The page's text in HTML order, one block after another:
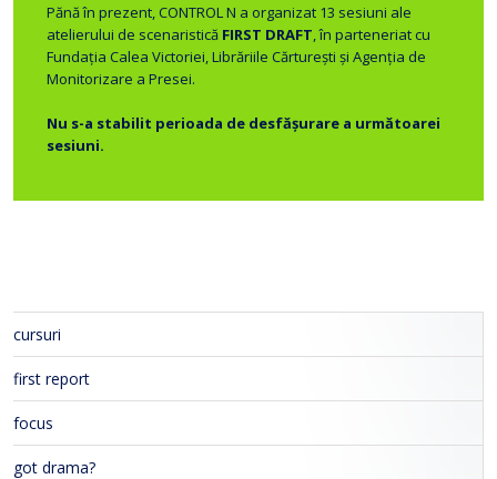
Pănă în prezent, CONTROL N a organizat 13 sesiuni ale
atelierului de scenaristică FIRST DRAFT, în parteneriat cu
Fundația Calea Victoriei, Librăriile Cărturești și Agenția de
Monitorizare a Presei.
Nu s-a stabilit perioada de desfășurare a următoarei
sesiuni.
cursuri
first report
focus
got drama?